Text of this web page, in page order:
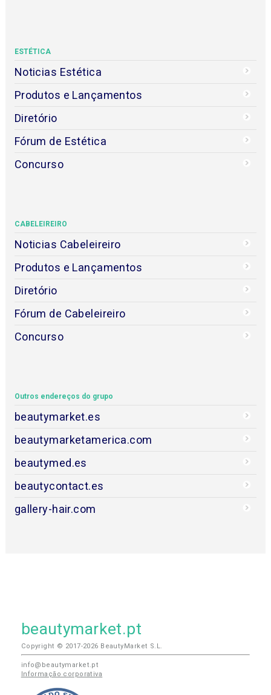
ESTÉTICA
Noticias Estética
Produtos e Lançamentos
Diretório
Fórum de Estética
Concurso
CABELEIREIRO
Noticias Cabeleireiro
Produtos e Lançamentos
Diretório
Fórum de Cabeleireiro
Concurso
Outros endereços do grupo
beautymarket.es
beautymarketamerica.com
beautymed.es
beautycontact.es
gallery-hair.com
beautymarket.pt
Copyright © 2017-2026 BeautyMarket S.L.
info@beautymarket.pt
Informação corporativa